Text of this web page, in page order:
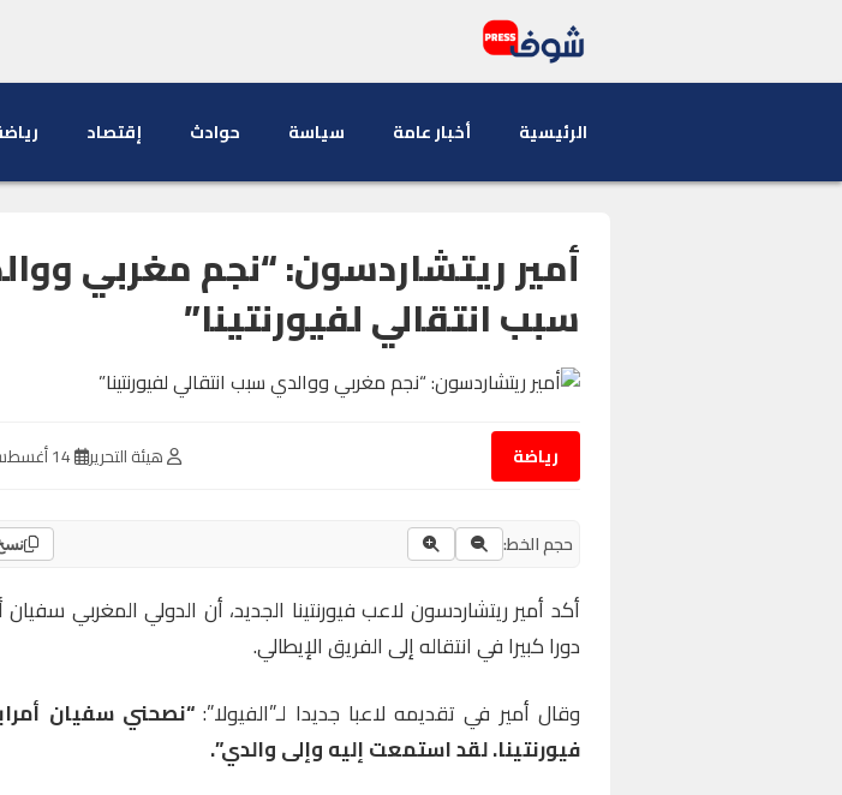
الرئيسية أخبار عامة سياسة حوادث إقتصاد
أمير ريتشاردسون: “نجم مغربي
سبب انتقالي لفيورنتينا”
رياضة هيئة التحرير
حجم الخط:
أكد أمير ريتشاردسون لاعب فيورنتينا الجديد، أن الدولي المغربي
دورا كبيرا في انتقاله إلى الفريق الإيطالي.
وقال أمير في تقديمه لاعبا جديدا لـ”الفيولا”:“نصحني سفيان
فيورنتينا. لقد استمعت إليه وإلى والدي”.